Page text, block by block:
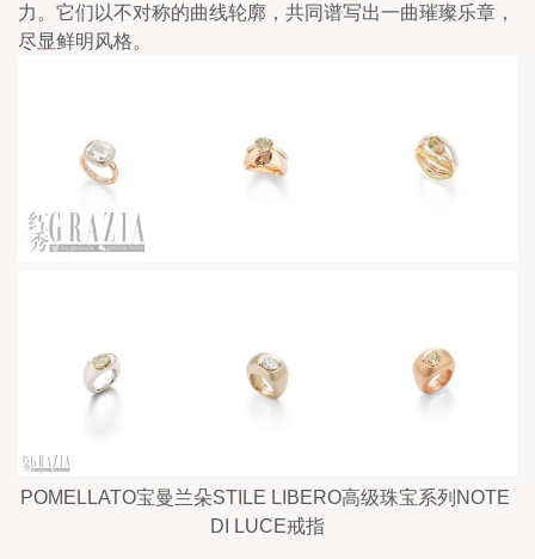
力。它们以不对称的曲线轮廓，共同谱写出一曲璀璨乐章，
尽显鲜明风格。
POMELLATO宝曼兰朵STILE LIBERO高级珠宝系列NOTE
DI LUCE戒指